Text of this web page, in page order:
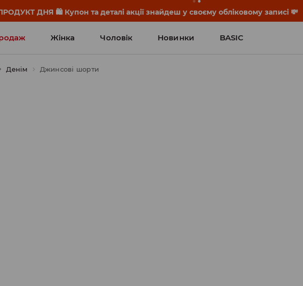
ДНЯ 🛍️ Купон та деталі акції знайдеш у своєму обліковому записі 💸
Жінка Чоловік Новинки BASIC
Денім Джинсові шорти